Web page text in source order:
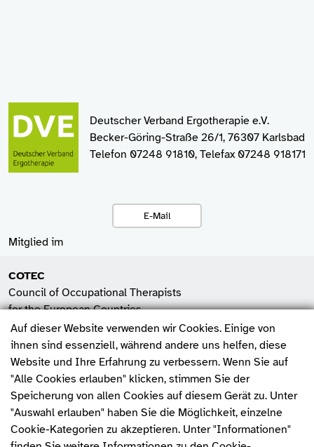
Fehler melden
Deutscher Verband Ergotherapie e.V.
Becker-Göring-Straße 26/1, 76307 Karlsbad
Telefon 07248 91810, Telefax 07248 918171
E-Mail
Mitglied im
COTEC
Council of Occupational Therapists
for the European Countries
SHV
Spitzenverband der
Heilmittelverbände e.V.
WFOT
World Federation of
Occupational Therapists
Auf dieser Website verwenden wir Cookies. Einige von
ihnen sind essenziell, während andere uns helfen, diese
Website und Ihre Erfahrung zu verbessern. Wenn Sie auf
"Alle Cookies erlauben" klicken, stimmen Sie der
Speicherung von allen Cookies auf diesem Gerät zu. Unter
"Auswahl erlauben" haben Sie die Möglichkeit, einzelne
Cookie-Kategorien zu akzeptieren. Unter "Informationen"